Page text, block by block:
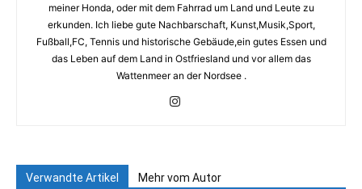
meiner Honda, oder mit dem Fahrrad um Land und Leute zu
erkunden. Ich liebe gute Nachbarschaft, Kunst,Musik,Sport,
Fußball,FC, Tennis und historische Gebäude,ein gutes Essen und
das Leben auf dem Land in Ostfriesland und vor allem das
Wattenmeer an der Nordsee .
Verwandte Artikel Mehr vom Autor